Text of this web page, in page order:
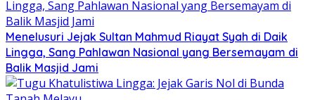
Menelusuri Jejak Sultan Mahmud Riayat Syah di Daik
Lingga, Sang Pahlawan Nasional yang Bersemayam di
Balik Masjid Jami